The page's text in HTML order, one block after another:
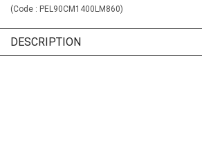
(Code : PEL90CM1400LM860)
DESCRIPTION